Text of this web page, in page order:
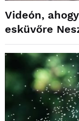
Videón,
esküvőre